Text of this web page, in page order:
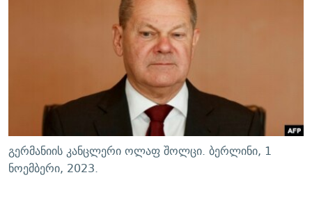
ᲛᲝᲚᲐᲞᲐᲠᲐᲙᲔ ᲢᲔᲥᲡᲢᲔᲑᲘ
ᲚᲘᲢᲔᲠᲐᲢᲣᲠᲣᲚᲘ ᲬᲐᲮᲜᲐᲒᲔᲑᲘ
ᲐᲛᲔᲠᲘᲙᲣᲚᲘ ᲛᲝᲗᲮᲠᲝᲑᲐ
ᲘᲛᲞᲔᲠᲘᲐ ᲓᲐ ᲠᲐᲓᲘᲝ
ᲩᲔᲛᲘ ᲡᲘᲙᲕᲓᲘᲚᲘᲡ ᲛᲘᲖᲔᲖᲘᲐ COVID-19
11 ᲬᲔᲚᲘ - 11 ᲐᲛᲑᲐᲕᲘ
ᲡᲐᲞᲐᲠᲚᲐᲛᲔᲜᲢᲝ ᲐᲠᲩᲔᲕᲜᲔᲑᲘᲡ ᲘᲡᲢᲝᲠᲘᲐ
ᲑᲐᲕᲨᲕᲔᲑᲘ ᲞᲠᲝᲡᲢᲘᲢᲣᲪᲘᲐᲨᲘ - ᲐᲛᲝᲣᲗᲥᲛᲔᲚᲘ ᲐᲛᲑᲐᲕᲘ
5 ᲐᲛᲑᲐᲕᲘ - 20 ᲘᲕᲜᲘᲡᲡ ᲓᲐᲨᲐᲕᲔᲑᲣᲚᲔᲑᲘ
ᲐᲒᲕᲘᲡᲢᲝᲡ ᲝᲛᲘ
ПРИВЕТ ᲙᲣᲚᲢᲣᲠᲐ
რთე/რთ-ის ყველა საიტი
გერმანიის კანცლერი ოლაფ შოლცი. ბერლინი, 1
ნოემბერი, 2023.